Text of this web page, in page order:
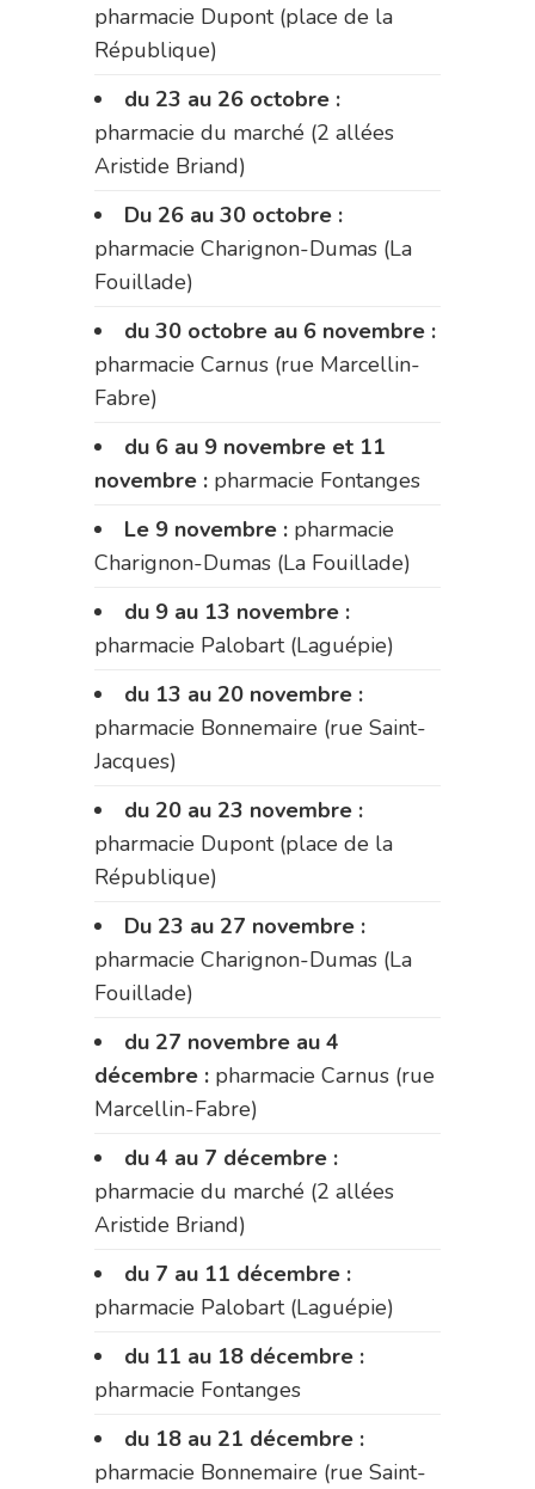
pharmacie Dupont (place de la
République)
du 23 au 26 octobre :
pharmacie du marché (2 allées
Aristide Briand)
Du 26 au 30 octobre :
pharmacie Charignon-Dumas (La
Fouillade)
du 30 octobre au 6 novembre :
pharmacie Carnus (rue Marcellin-
Fabre)
du 6 au 9 novembre et 11
novembre : pharmacie Fontanges
Le 9 novembre : pharmacie
Charignon-Dumas (La Fouillade)
du 9 au 13 novembre :
pharmacie Palobart (Laguépie)
du 13 au 20 novembre :
pharmacie Bonnemaire (rue Saint-
Jacques)
du 20 au 23 novembre :
pharmacie Dupont (place de la
République)
Du 23 au 27 novembre :
pharmacie Charignon-Dumas (La
Fouillade)
du 27 novembre au 4
décembre : pharmacie Carnus (rue
Marcellin-Fabre)
du 4 au 7 décembre :
pharmacie du marché (2 allées
Aristide Briand)
du 7 au 11 décembre :
pharmacie Palobart (Laguépie)
du 11 au 18 décembre :
pharmacie Fontanges
du 18 au 21 décembre :
pharmacie Bonnemaire (rue Saint-